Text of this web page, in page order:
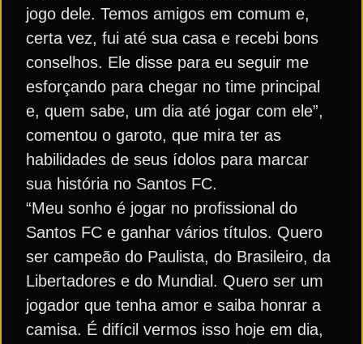
jogo dele. Temos amigos em comum e,
certa vez, fui até sua casa e recebi bons
conselhos. Ele disse para eu seguir me
esforçando para chegar no time principal
e, quem sabe, um dia até jogar com ele”,
comentou o garoto, que mira ter as
habilidades de seus ídolos para marcar
sua história no Santos FC.
“Meu sonho é jogar no profissional do
Santos FC e ganhar vários títulos. Quero
ser campeão do Paulista, do Brasileiro, da
Libertadores e do Mundial. Quero ser um
jogador que tenha amor e saiba honrar a
camisa. É difícil vermos isso hoje em dia,